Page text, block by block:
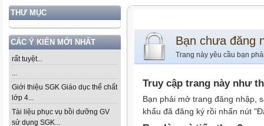
THƯ MỤC
CÁC Ý KIẾN MỚI NHẤT
rất tuyệt...
...
Giới thiệu SGK Giáo dục thể chất
lớp 4...
Tài liệu phục vụ bồi dưỡng GV
sử dụng SGK...
Bạn chưa đăng
Trang này yêu cầu bạn
Truy cập trang này như
Bạn phải mở trang đăng nhập,
khẩu đã đăng ký rồi nhấn nút